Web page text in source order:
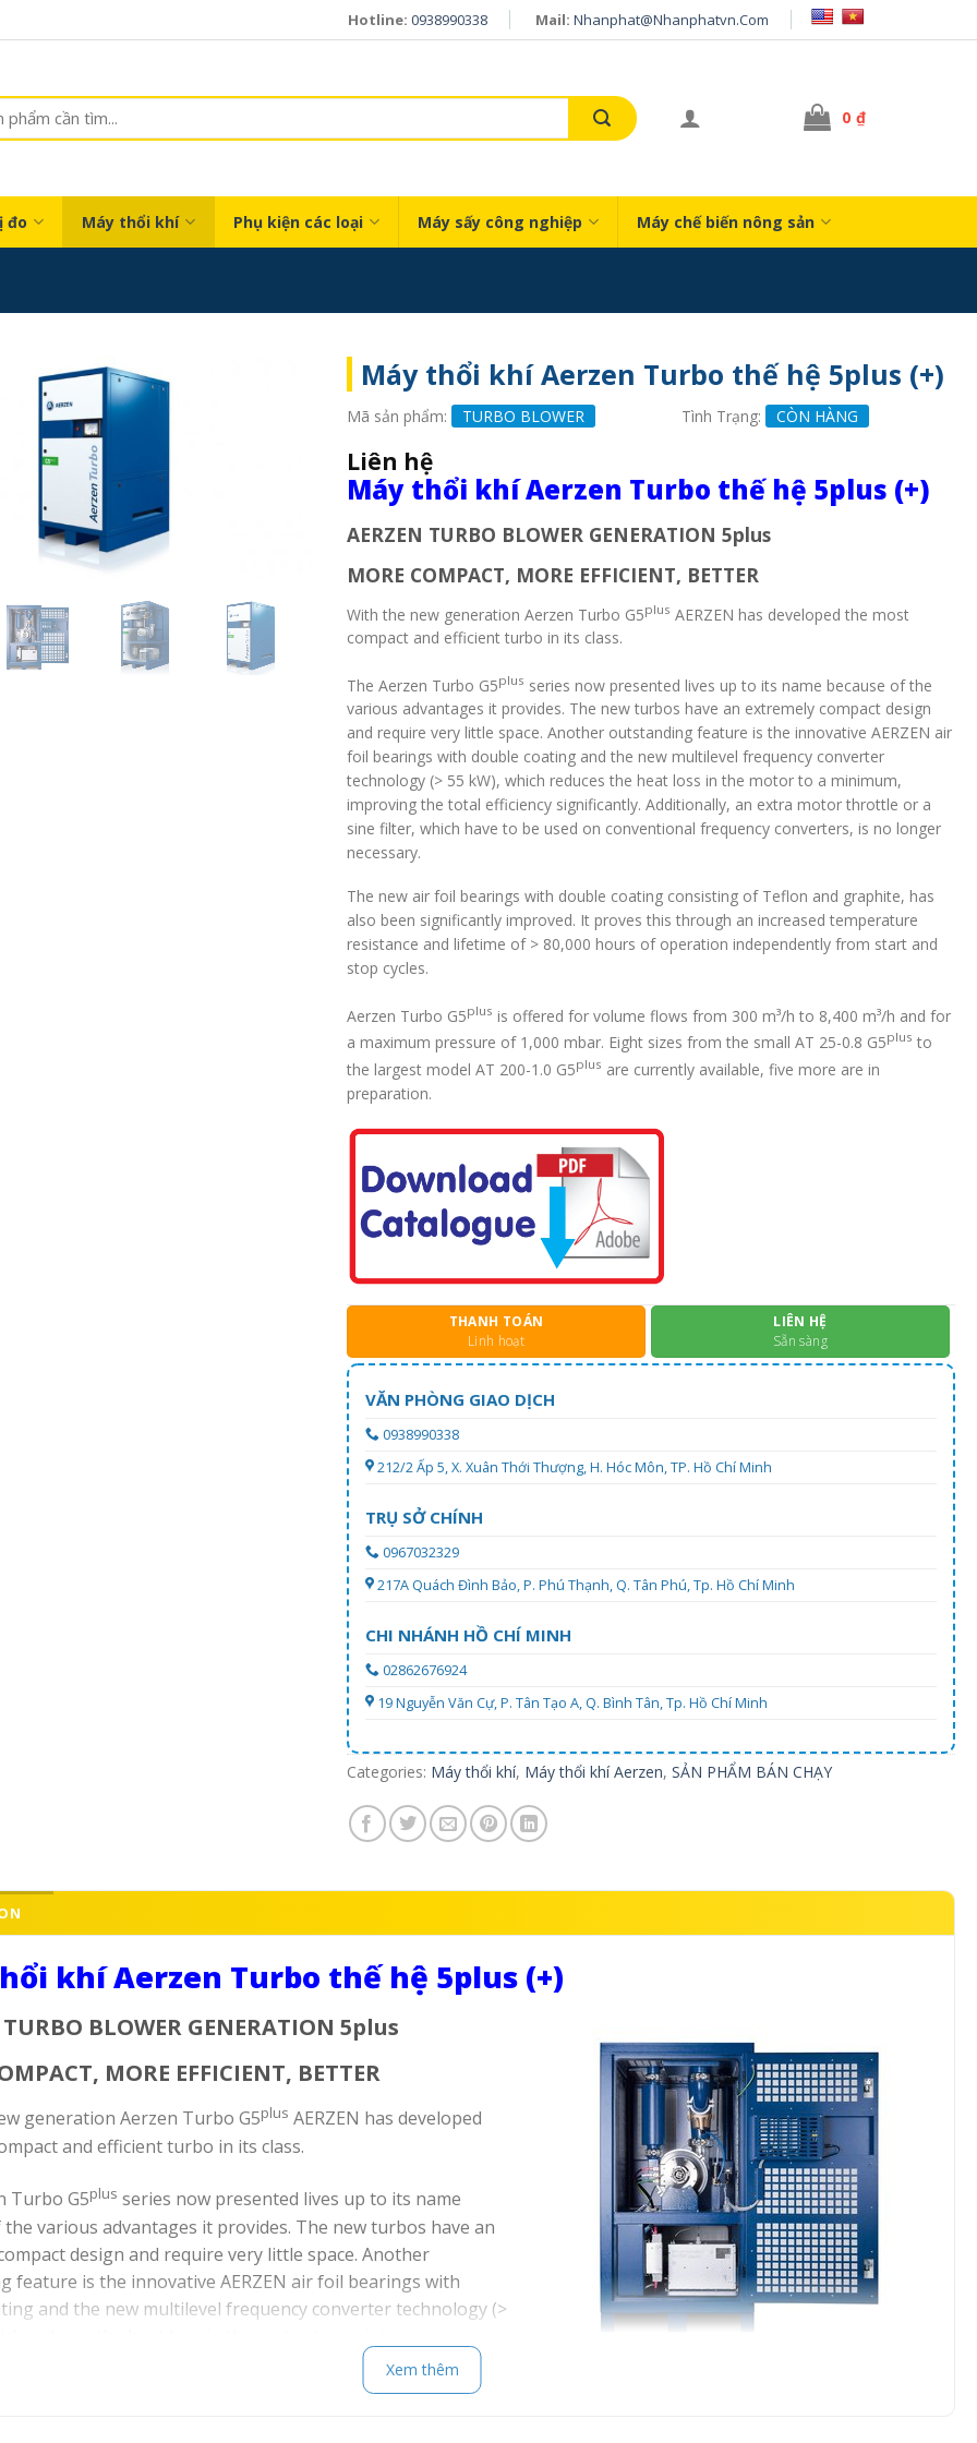
Hotline: 0938990338 Mail: Nhanphat@nhanphatvn.com
0 ₫
đo Máy thổi khí Phụ kiện các loại Máy sấy công nghiệp Máy chế biến nông sản
Máy thổi khí Aerzen Turbo thế hệ 5plus (+)
Mã sản phẩm: TURBO BLOWER Tình Trạng: CÒN HÀNG
Liên hệ
Máy thổi khí Aerzen Turbo thế hệ 5plus (+)
AERZEN TURBO BLOWER GENERATION 5plus
MORE COMPACT, MORE EFFICIENT, BETTER
With the new generation Aerzen Turbo G5plus AERZEN has developed the most
compact and efficient turbo in its class.
The Aerzen Turbo G5plus series now presented lives up to its name because of the
various advantages it provides. The new turbos have an extremely compact design
and require very little space. Another outstanding feature is the innovative AERZEN air
foil bearings with double coating and the new multilevel frequency converter
technology (> 55 kW), which reduces the heat loss in the motor to a minimum,
improving the total efficiency significantly. Additionally, an extra motor throttle or a
sine filter, which have to be used on conventional frequency converters, is no longer
necessary.
The new air foil bearings with double coating consisting of Teflon and graphite, has
also been significantly improved. It proves this through an increased temperature
resistance and lifetime of > 80,000 hours of operation independently from start and
stop cycles.
Aerzen Turbo G5plus is offered for volume flows from 300 m³/h to 8,400 m³/h and for
a maximum pressure of 1,000 mbar. Eight sizes from the small AT 25-0.8 G5plus to
the largest model AT 200-1.0 G5plus are currently available, five more are in
preparation.
THANH TOÁN
Linh hoạt
LIÊN HỆ
Sẵn sàng
VĂN PHÒNG GIAO DỊCH
0938990338
212/2 Ấp 5, X. Xuân Thới Thượng, H. Hóc Môn, TP. Hồ Chí Minh
TRỤ SỞ CHÍNH
0967032329
217A Quách Đình Bảo, P. Phú Thạnh, Q. Tân Phú, Tp. Hồ Chí Minh
CHI NHÁNH HỒ CHÍ MINH
02862676924
19 Nguyễn Văn Cự, P. Tân Tạo A, Q. Bình Tân, Tp. Hồ Chí Minh
Categories: Máy thổi khí, Máy thổi khí Aerzen, SẢN PHẨM BÁN CHẠY
khí Aerzen Turbo thế hệ 5plus (+)
TURBO BLOWER GENERATION 5plus
MORE EFFICIENT, BETTER
generation Aerzen Turbo G5plus AERZEN has developed
and efficient turbo in its class.
Turbo G5plus series now presented lives up to its name
the various advantages it provides. The new turbos have an
design and require very little space. Another
feature is the innovative AERZEN air foil bearings with
and the new multilevel frequency converter technology (>
the total efficiency significantly. Additionally, an extra motor
sine filter, which have to be used on conventional frequency
Xem thêm